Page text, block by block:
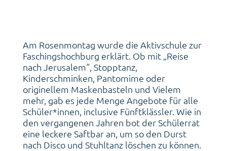
Am Rosenmontag wurde die Aktivschule zur
Faschingshochburg erklärt. Ob mit „Reise
nach Jerusalem“, Stopptanz,
Kinderschminken, Pantomime oder
originellem Maskenbasteln und Vielem
mehr, gab es jede Menge Angebote für alle
Schüler*innen, inclusive Fünftklässler. Wie in
den vergangenen Jahren bot der Schülerrat
eine leckere Saftbar an, um so den Durst
nach Disco und Stuhltanz löschen zu können.